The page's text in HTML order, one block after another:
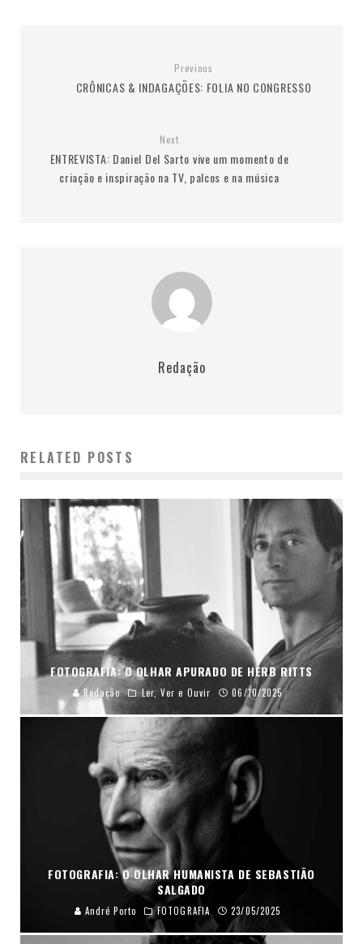
Previous
CRÔNICAS & INDAGAÇÕES: FOLIA NO CONGRESSO
Next
ENTREVISTA: Daniel Del Sarto vive um momento de
criação e inspiração na TV, palcos e na música
Redação
RELATED POSTS
FOTOGRAFIA: O OLHAR APURADO DE HERB RITTS
Redação Ler, Ver e Ouvir 06/10/2025
FOTOGRAFIA: O OLHAR HUMANISTA DE SEBASTIÃO
SALGADO
André Porto FOTOGRAFIA 23/05/2025